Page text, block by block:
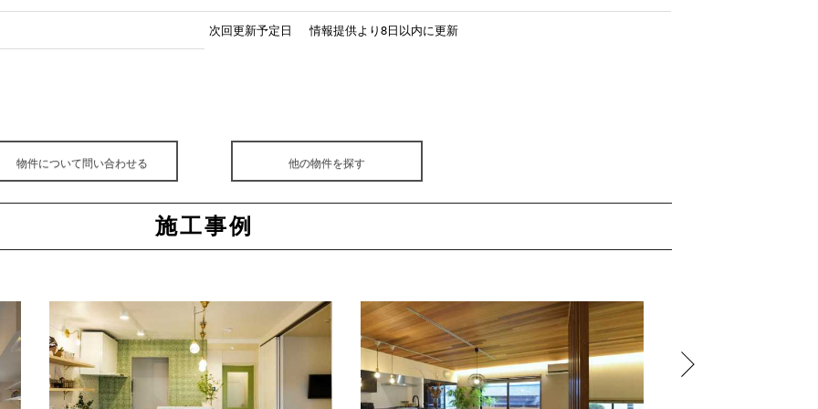
次回更新予定日 情報提供より8日以内に更新
物件について問い合わせる 他の物件を探す
施工事例